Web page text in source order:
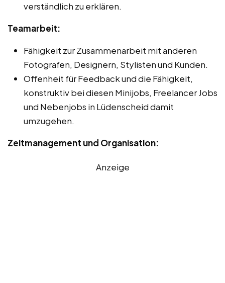
verständlich zu erklären.
Teamarbeit:
Fähigkeit zur Zusammenarbeit mit anderen
Fotografen, Designern, Stylisten und Kunden.
Offenheit für Feedback und die Fähigkeit,
konstruktiv bei diesen Minijobs, Freelancer Jobs
und Nebenjobs in Lüdenscheid damit
umzugehen.
Zeitmanagement und Organisation:
Anzeige